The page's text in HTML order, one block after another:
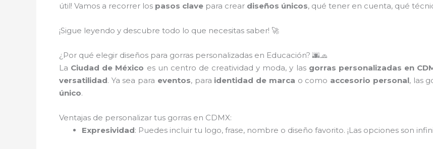
útil! Vamos a recorrer los pasos clave para crear diseños únicos, qué tener en cuenta, qué
¡Sigue leyendo y descubre todo lo que necesitas saber! 🚀
¿Por qué elegir diseños para gorras personalizadas en Educación? 🌆🧢
La Ciudad de México es un centro de creatividad y moda, y las gorras personalizadas en
versatilidad. Ya sea para eventos, para identidad de marca o como accesorio personal, las
único.
Ventajas de personalizar tus gorras en CDMX:
Expresividad: Puedes incluir tu logo, frase, nombre o diseño favorito. ¡Las opciones son